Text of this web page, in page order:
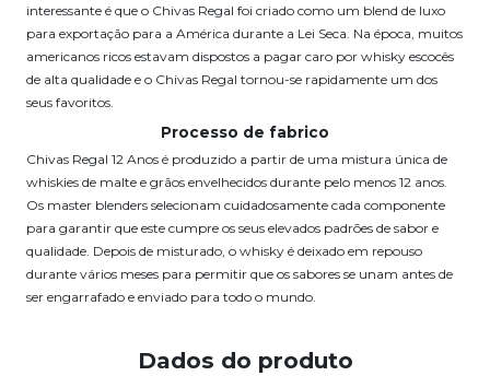
interessante é que o Chivas Regal foi criado como um blend de luxo
para exportação para a América durante a Lei Seca. Na época, muitos
americanos ricos estavam dispostos a pagar caro por whisky escocês
de alta qualidade e o Chivas Regal tornou-se rapidamente um dos
seus favoritos.
Processo de fabrico
Chivas Regal 12 Anos é produzido a partir de uma mistura única de
whiskies de malte e grãos envelhecidos durante pelo menos 12 anos.
Os master blenders selecionam cuidadosamente cada componente
para garantir que este cumpre os seus elevados padrões de sabor e
qualidade. Depois de misturado, o whisky é deixado em repouso
durante vários meses para permitir que os sabores se unam antes de
ser engarrafado e enviado para todo o mundo.
Dados do produto